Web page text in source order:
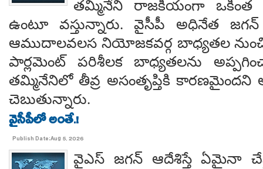
తమ్మినేని రాజకీయంగా
ఉంటూ వస్తున్నారు. వైసీపీ అధినేత
ఆముదాలవలస నియోజకవర్గ బాధ్యతల నుంచి
పార్లమెంట్ పరిశీలక బాధ్యతలను
తమ్మినేనిలో తీవ్ర అసంతృప్తికి కారణమైందని
చెబుతున్నారు.
వైసీపీలో అంతే.!
Publish Date:Aug 5, 2026
వైఎస్ జగన్ ఆదేశిస్తే ఏమైనా